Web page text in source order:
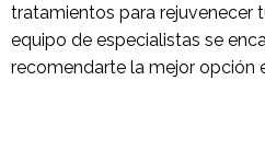
tratamientos para rejuvenecer
equipo de especialistas se
recomendarte la mejor opción